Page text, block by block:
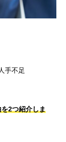
手不足
2つ紹介しま